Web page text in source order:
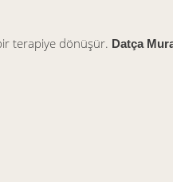
terapiye dönüşür. Datça